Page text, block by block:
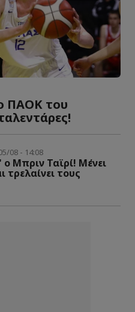
ΠΑΟΚ του
08 - 14:08
Μπριν Ταϊρί! Μένει
τρελαίνει τους